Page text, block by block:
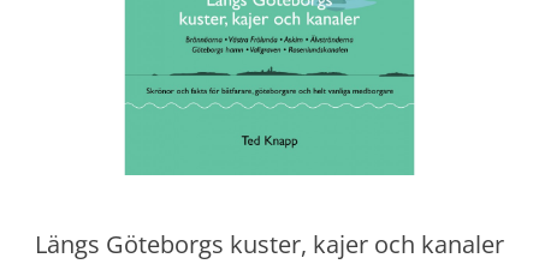
Längs Göteborgs kuster, kajer och kanaler